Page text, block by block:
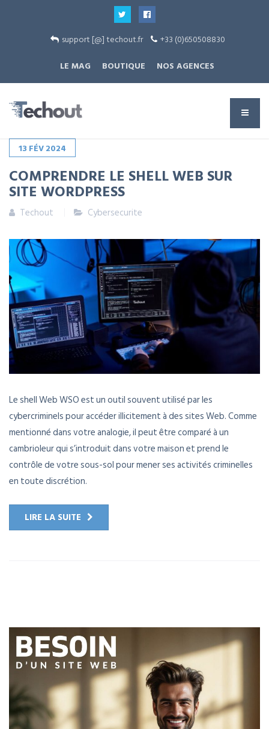
support [@] techout.fr
+33 (0)650508830
LE MAG
BOUTIQUE NOS AGENCES
13 FÉV2024
COMPRENDRE LE SHELL WEB SUR
SITE WORDPRESS
Techout Cybersecurite
Le shell Web WSO est un outil souvent utilisé par les
cybercriminels pour accéder illicitement à des sites Web. Comme
mentionné dans votre analogie, il peut être comparé à un
cambrioleur qui s’introduit dans votre maison et prend le
contrôle de votre sous-sol pour mener ses activités criminelles
en toute discrétion.
LIRE LA SUITE